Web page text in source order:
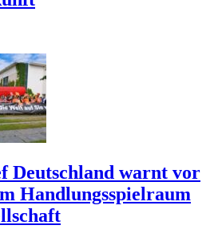
Deutschland warnt vor
Handlungsspielraum